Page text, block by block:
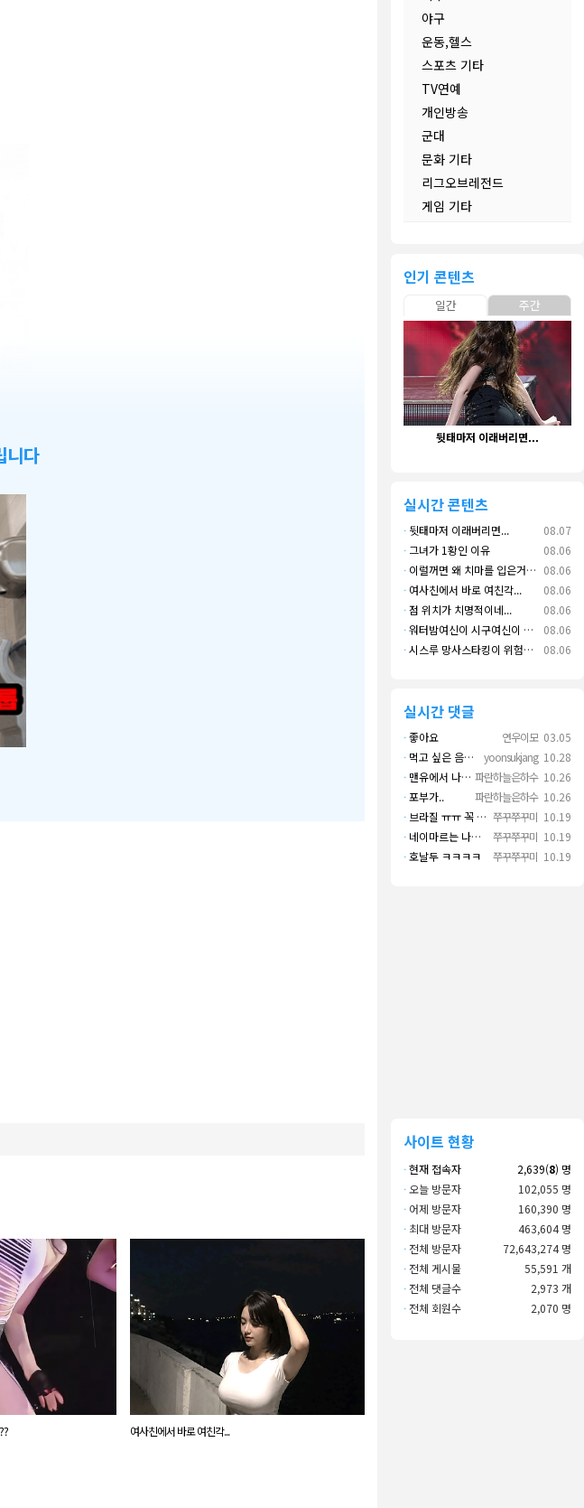
니다
여사친에서 바로 여친각...
야구
운동,헬스
스포츠 기타
TV연예
개인방송
군대
문화 기타
리그오브레전드
게임 기타
인기 콘텐츠
일간 주간
뒷태마저 이래버리면...
실시간 콘텐츠
08.07
· 뒷태마저 이래버리면...
08.06
· 그녀가 1황인 이유
08.06
· 이럴꺼면 왜 치마를 입은거지???
08.06
· 여사친에서 바로 여친각...
08.06
·점 위치가 치명적이네...
08.06
·워터밤여신이 시구여신이 됐네...
08.06
·시스루 망사스타킹이 위험한 이유....
실시간 댓글
연우이모 03.05
·좋아요
yoonsukjang 10.28
· 먹고 싶은 음식 실컷 먹고 그 영상으로 떼 돈도 버네 ㄷㄷ. 하고 싶은 것만 하고 부자되네.
파란하늘은하수 10.26
· 맨유에서 나왔으면 좋겠다
파란하늘은하수 10.26
·포부가..
쭈꾸쭈꾸미 10.19
· 브라질 ㅠㅠ 꼭 나오길..
쭈꾸쭈꾸미 10.19
· 네이마르는 나가면 음바페만 좋겠네
쭈꾸쭈꾸미 10.19
·호날두 ㅋㅋㅋㅋ
사이트 현황
·현재 접속자 2,639(8) 명
·오늘 방문자
102,055 명
· 어제 방문자
160,390 명
· 최대 방문자
463,604 명
· 전체 방문자
72,643,274 명
· 전체 게시물
55,591 개
· 전체 댓글수
2,973 개
· 전체 회원수 2,070 명